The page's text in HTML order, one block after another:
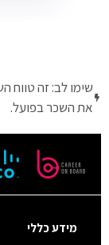
שימו לב: זה טווח
את השכר בפועל.
מידע כללי